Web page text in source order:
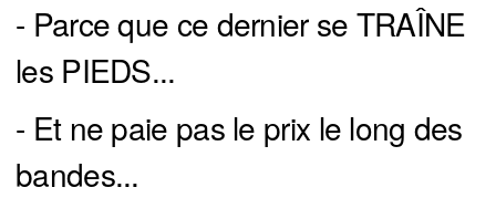
- Parce que ce dernier se TRAÎNE
les PIEDS...
- Et ne paie pas le prix le long des
bandes...